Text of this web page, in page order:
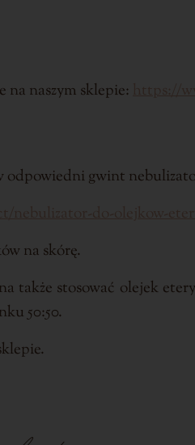
naszym sklepie:
gwint
na skórę.
także stosować olejek
50:50.